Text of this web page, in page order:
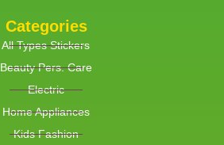
Categories
All Types Stickers
Beauty Pers. Care
Electric
Home Appliances
Kids Fashion